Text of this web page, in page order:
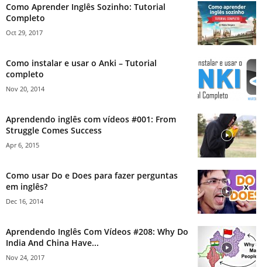
Como Aprender Inglês Sozinho: Tutorial
Completo
Oct 29, 2017
Como instalar e usar o Anki – Tutorial
completo
Nov 20, 2014
Aprendendo inglês com vídeos #001: From
Struggle Comes Success
Apr 6, 2015
Como usar Do e Does para fazer perguntas
em inglês?
Dec 16, 2014
Aprendendo Inglês Com Vídeos #208: Why Do
India And China Have...
Nov 24, 2017